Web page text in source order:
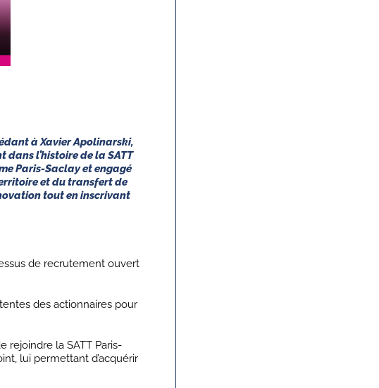
à Xavier Apolinarski,
l’histoire de la SATT
Paris-Saclay et engagé
et du transfert de
tout en inscrivant
de recrutement ouvert
des actionnaires pour
rejoindre la SATT Paris-
lui permettant d’acquérir